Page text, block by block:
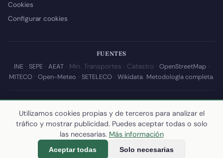
Cookies
Configurar cookies
FUENTES
INE· SEPE· AEAT· Min. Transportes · Catastro · OpenStreetMap·
MITECO· Open-Meteo · SETELECO· Wikidata. Metodología completa.
© 2026 Callejear.com — Directorio municipal de España con datos
abiertos. Desarrollado y mantenido porYoel Castaño.
Última actualización de esta página:10 de julio de 2026
calculamos los datos
Utilizamos cookies propias y de terceros para analizar el
tráfico y mostrar publicidad. Puedes aceptar todas o solo
las necesarias. Más información
Aceptar todas Solo necesarias